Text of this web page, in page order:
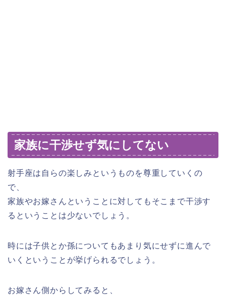
家族に干渉せず気にしてない
射手座は自らの楽しみというものを尊重していくの
で、
家族やお嫁さんということに対してもそこまで干渉す
るということは少ないでしょう。
時には子供とか孫についてもあまり気にせずに進んで
いくということが挙げられるでしょう。
お嫁さん側からしてみると、